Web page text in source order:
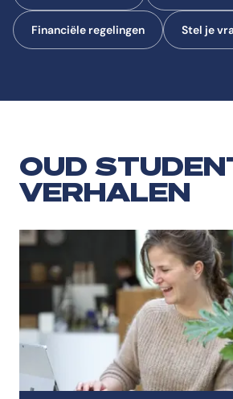
Financiële regelingen Stel je
OUD
VERHALEN